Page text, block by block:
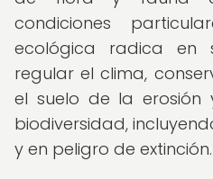
condiciones
ecológica radica en
regular el clima,
el suelo de la
biodiversidad,
y en peligro de extinción.